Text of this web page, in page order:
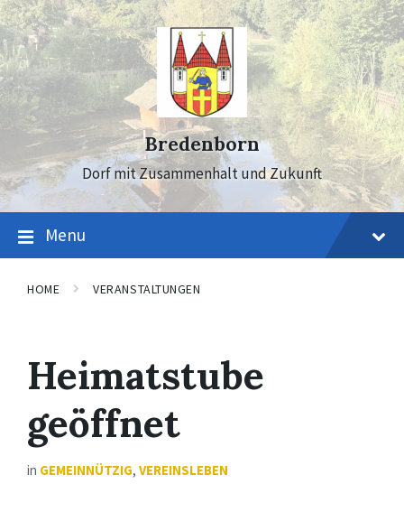
Skip
to
content
Skip
to
main
navigation
Skip
to
footer
Bredenborn
Dorf mit Zusammenhalt und Zukunft
Menu
HOME VERANSTALTUNGEN
Heimatstube
geöffnet
in GEMEINNÜTZIG, VEREINSLEBEN